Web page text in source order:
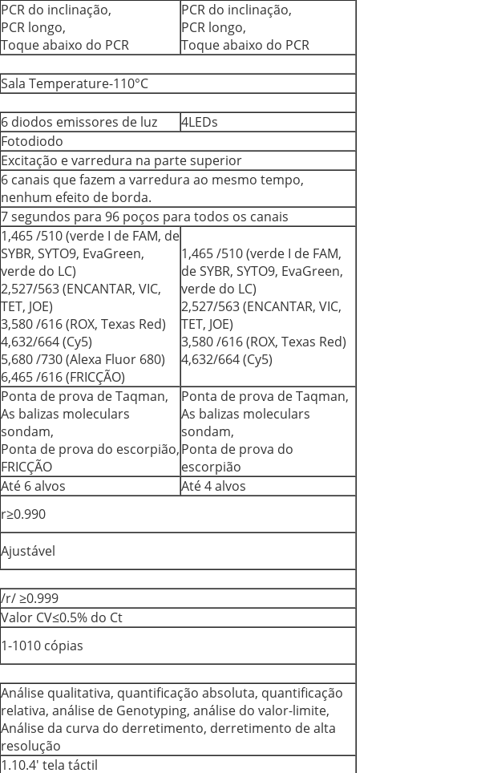
PCR do inclinação,
PCR longo,
Toque abaixo do PCR
PCR do inclinação,
PCR longo,
Toque abaixo do PCR
Sala Temperature-110°C
6 diodos emissores de luz
4LEDs
Fotodiodo
Excitação e varredura na parte superior
6 canais que fazem a varredura ao mesmo tempo,
nenhum efeito de borda.
7 segundos para 96 poços para todos os canais
1,465 /510 (verde I de FAM, de
SYBR, SYTO9, EvaGreen,
verde do LC)
2,527/563 (ENCANTAR, VIC,
TET, JOE)
3,580 /616 (ROX, Texas Red)
4,632/664 (Cy5)
5,680 /730 (Alexa Fluor 680)
6,465 /616 (FRICÇÃO)
1,465 /510 (verde I de FAM,
de SYBR, SYTO9, EvaGreen,
verde do LC)
2,527/563 (ENCANTAR, VIC,
TET, JOE)
3,580 /616 (ROX, Texas Red)
4,632/664 (Cy5)
Ponta de prova de Taqman,
As balizas moleculars
sondam,
Ponta de prova do escorpião,
FRICÇÃO
Ponta de prova de Taqman,
As balizas moleculars
sondam,
Ponta de prova do
escorpião
Até 6 alvos
Até 4 alvos
r≥0.990
Ajustável
/r/ ≥0.999
Valor CV≤0.5% do Ct
1-1010 cópias
Análise qualitativa, quantificação absoluta, quantificação
relativa, análise de Genotyping, análise do valor-limite,
Análise da curva do derretimento, derretimento de alta
resolução
1.10.4' tela táctil